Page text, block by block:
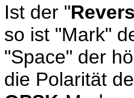
Ist der "
so ist "Mark"
"Space" der
die Polarität